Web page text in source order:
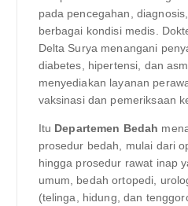
pada pencegahan,
berbagai kondisi medis.
Delta Surya menangani
diabetes, hipertensi, dan
menyediakan layanan
vaksinasi dan pemeriksaan
Itu Departemen Bedah
prosedur bedah, mulai dari
hingga prosedur rawat inap
umum, bedah ortopedi,
(telinga, hidung, dan